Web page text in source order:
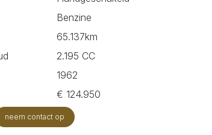
Benzine
65.137km
2.195 CC
1962
€ 124.950
neem contact op